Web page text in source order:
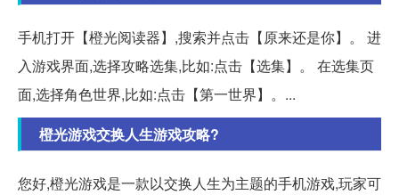
手机打开【橙光阅读器】,搜索并点击【原来还是你】。 进
入游戏界面,选择攻略选集,比如:点击【选集】。 在选集页
面,选择角色世界,比如:点击【第一世界】。...
橙光游戏交换人生游戏攻略?
您好,橙光游戏是一款以交换人生为主题的手机游戏,玩家可